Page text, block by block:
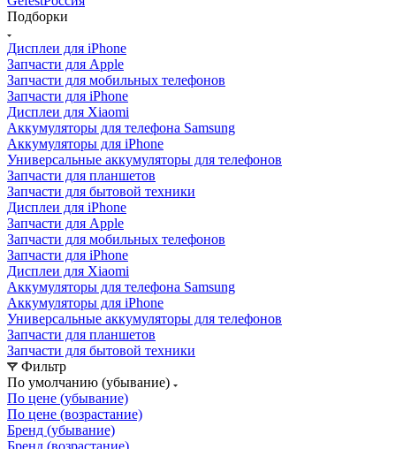
Дисплеи для iPhone
Запчасти для Apple
Запчасти для мобильных телефонов
Запчасти для iPhone
Дисплеи для Xiaomi
Аккумуляторы для телефона Samsung
Аккумуляторы для iPhone
Универсальные аккумуляторы для телефонов
Запчасти для планшетов
Запчасти для бытовой техники
Дисплеи для iPhone
Запчасти для Apple
Запчасти для мобильных телефонов
Запчасти для iPhone
Дисплеи для Xiaomi
Аккумуляторы для телефона Samsung
Аккумуляторы для iPhone
Универсальные аккумуляторы для телефонов
Запчасти для планшетов
Запчасти для бытовой техники
Фильтр
По умолчанию (убывание)
По цене (убывание)
По цене (возрастание)
Бренд (убывание)
Бренд (возрастание)